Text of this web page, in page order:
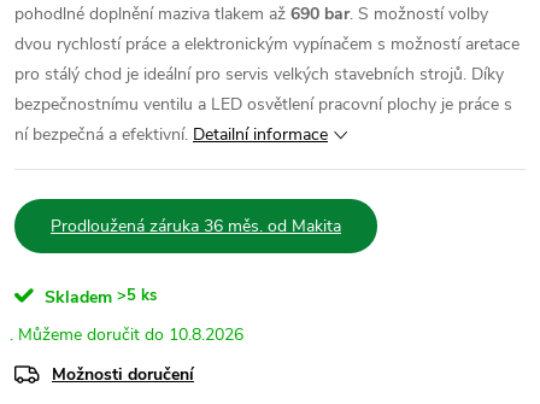
pohodlné doplnění maziva tlakem až 690 bar. S možností volby
dvou rychlostí práce a elektronickým vypínačem s možností aretace
pro stálý chod je ideální pro servis velkých stavebních strojů. Díky
bezpečnostnímu ventilu a LED osvětlení pracovní plochy je práce s
ní bezpečná a efektivní. Detailní informace
Prodloužená záruka 36 měs. od Makita
Skladem >5 ks
10.8.2026
Možnosti doručení